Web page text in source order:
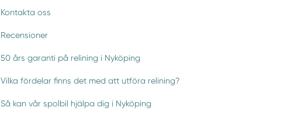
Kontakta oss
Recensioner
50 års garanti på relining i Nyköping
Vilka fördelar finns det med att utföra relining?
Så kan vår spolbil hjälpa dig i Nyköping